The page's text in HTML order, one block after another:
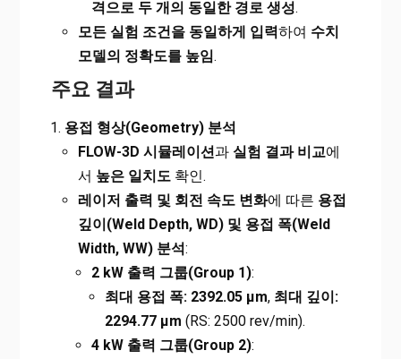
격으로 두 개의 동일한 경로 생성.
모든 실험 조건을 동일하게 입력하여 수치
모델의 정확도를 높임.
주요 결과
용접 형상(Geometry) 분석
FLOW-3D 시뮬레이션과 실험 결과 비교에
서 높은 일치도확인.
레이저 출력 및 회전 속도 변화에 따른 용접
깊이(Weld Depth, WD) 및 용접 폭(Weld
Width, WW) 분석:
2 kW 출력 그룹(Group 1):
최대 용접 폭: 2392.05 µm, 최대 깊이:
2294.77 µm (RS: 2500 rev/min).
4 kW 출력 그룹(Group 2):